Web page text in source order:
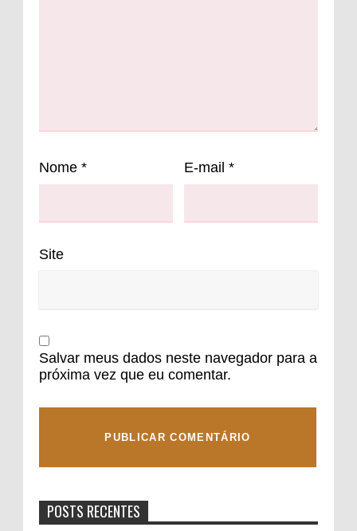
Nome * E-mail *
Site
Salvar meus dados neste navegador para a
próxima vez que eu comentar.
POSTS RECENTES